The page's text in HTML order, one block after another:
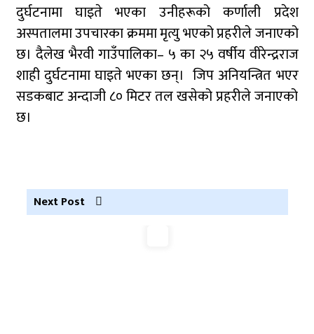
जुम्लामा बेहोस अवस्थामा फेला परेका युवाको मृत्यु
आदेश गरेको हो ।
दुर्घटनामा घाइते भएका उनीहरूको कर्णाली प्रदेश
अस्पतालमा उपचारका क्रममा मृत्यु भएको प्रहरीले जनाएको
छ। दैलेख भैरवी गाउँपालिका– ५ का २५ वर्षीय वीरेन्द्रराज
शाही दुर्घटनामा घाइते भएका छन्। जिप अनियन्त्रित भएर
सडकबाट अन्दाजी ८० मिटर तल खसेको प्रहरीले जनाएको
छ।
Next Post